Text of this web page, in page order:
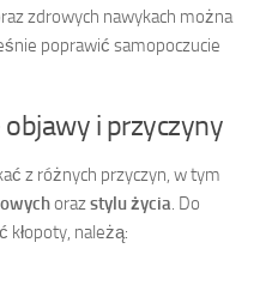
zdrowych nawykach można
poprawić samopoczucie
i przyczyny
z różnych przyczyn, w tym
orazstylu życia. Do
należą: